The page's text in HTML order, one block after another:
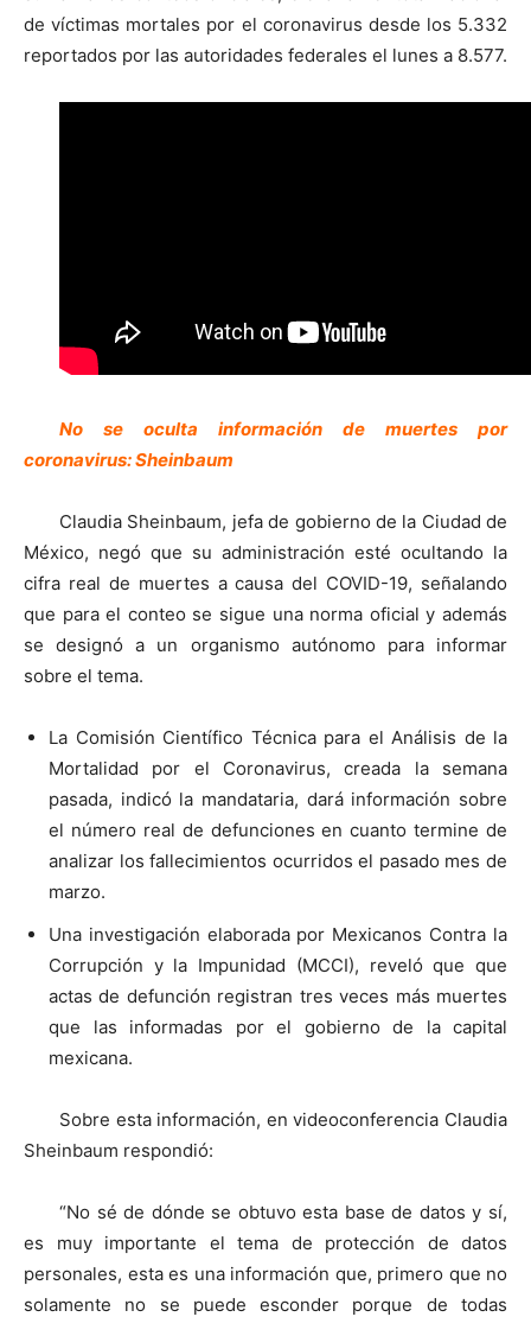
de víctimas mortales por el coronavirus desde los 5.332
reportados por las autoridades federales el lunes a 8.577.
No se oculta información de muertes por
coronavirus: Sheinbaum
Claudia Sheinbaum, jefa de gobierno de la Ciudad de
México, negó que su administración esté ocultando la
cifra real de muertes a causa del COVID-19, señalando
que para el conteo se sigue una norma oficial y además
se designó a un organismo autónomo para informar
sobre el tema.
La Comisión Científico Técnica para el Análisis de la
Mortalidad por el Coronavirus, creada la semana
pasada, indicó la mandataria, dará información sobre
el número real de defunciones en cuanto termine de
analizar los fallecimientos ocurridos el pasado mes de
marzo.
Una investigación elaborada por Mexicanos Contra la
Corrupción y la Impunidad (MCCI), reveló que que
actas de defunción registran tres veces más muertes
que las informadas por el gobierno de la capital
mexicana.
Sobre esta información, en videoconferencia Claudia
Sheinbaum respondió:
“No sé de dónde se obtuvo esta base de datos y sí,
es muy importante el tema de protección de datos
personales, esta es una información que, primero que no
solamente no se puede esconder porque de todas